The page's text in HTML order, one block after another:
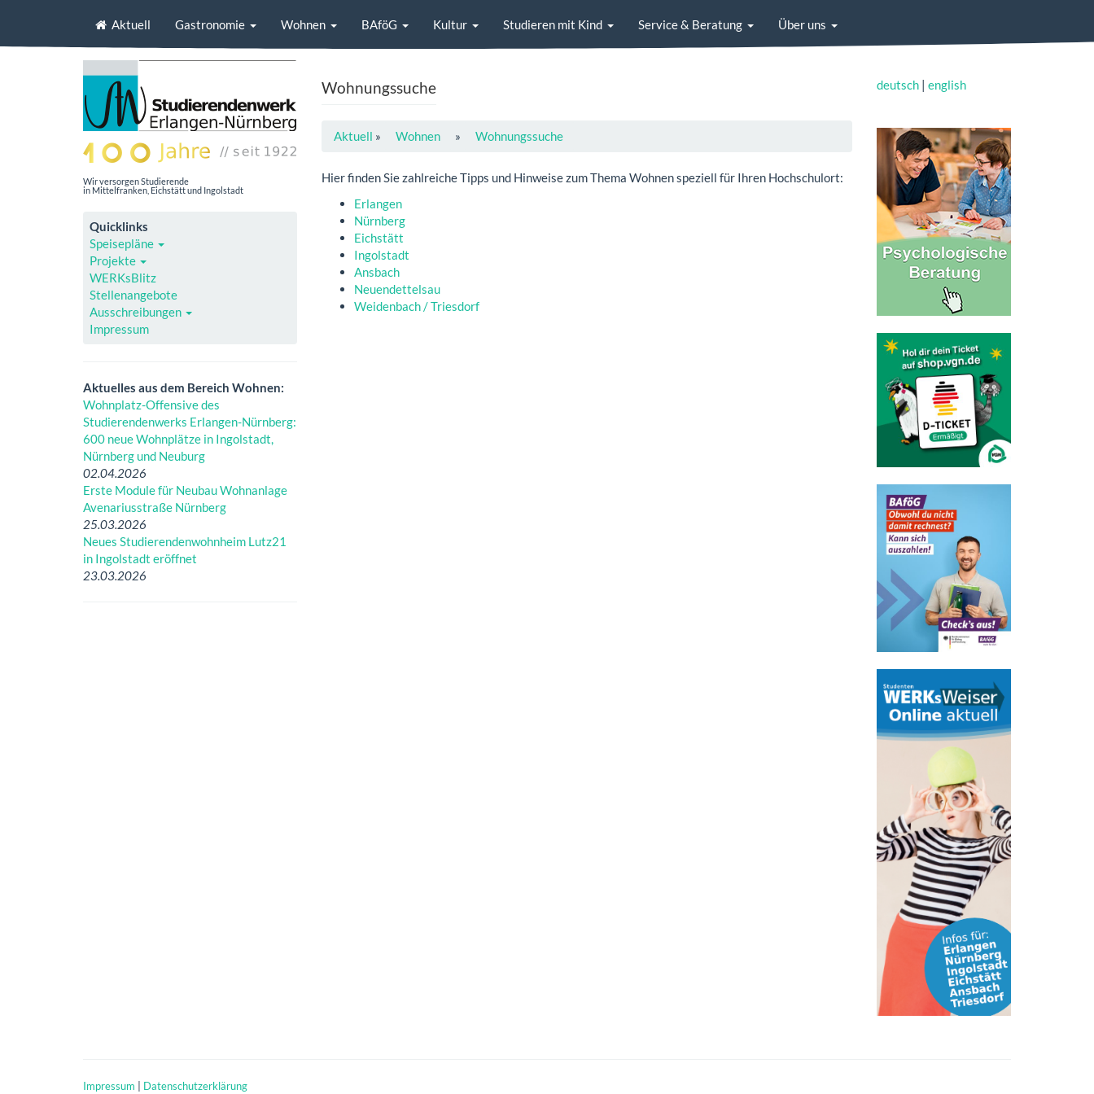
Aktuell Gastronomie Wohnen BAföG Kultur Studieren mit Kind Service & Beratung Über uns
Wir versorgen Studierende
in Mittelfranken, Eichstätt und Ingolstadt
Quicklinks
Speisepläne
Projekte
WERKsBlitz
Stellenangebote
Ausschreibungen
Impressum
Aktuelles aus dem Bereich Wohnen:
Wohnplatz-Offensive des
Studierendenwerks Erlangen-Nürnberg:
600 neue Wohnplätze in Ingolstadt,
Nürnberg und Neuburg
02.04.2026
Erste Module für Neubau Wohnanlage
Avenariusstraße Nürnberg
25.03.2026
Neues Studierendenwohnheim Lutz21
in Ingolstadt eröffnet
23.03.2026
Wohnungssuche
Aktuell » Wohnen » Wohnungssuche
Hier finden Sie zahlreiche Tipps und Hinweise zum Thema Wohnen speziell für Ihren Hochschulort:
Erlangen
Nürnberg
Eichstätt
Ingolstadt
Ansbach
Neuendettelsau
Weidenbach / Triesdorf
deutsch | english
Impressum Datenschutzerklärung